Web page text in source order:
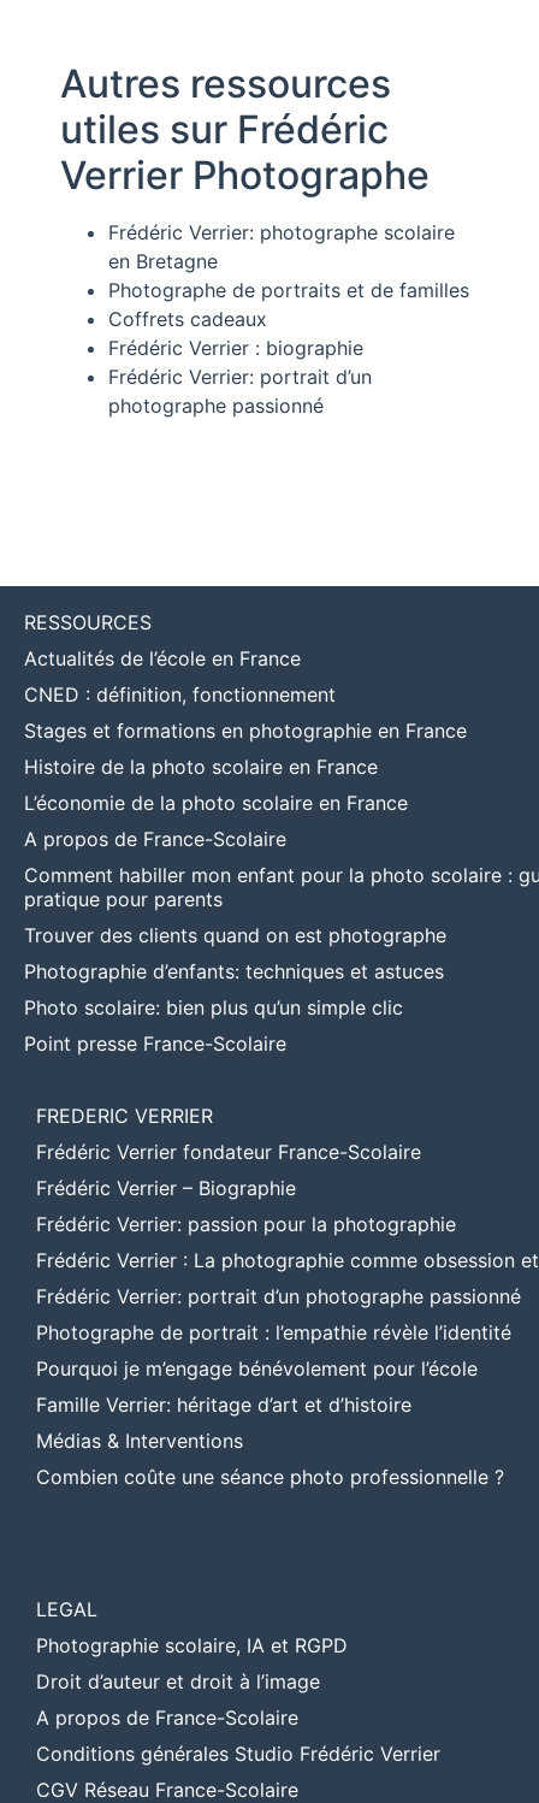
Autres ressources
utiles sur Frédéric
Verrier Photographe
Frédéric Verrier: photographe scolaire
en Bretagne
Photographe de portraits et de familles
Coffrets cadeaux
Frédéric Verrier : biographie
Frédéric Verrier: portrait d’un
photographe passionné
RESSOURCES
Actualités de l’école en France
CNED : définition, fonctionnement
Stages et formations en photographie en France
Histoire de la photo scolaire en France
L’économie de la photo scolaire en France
A propos de France-Scolaire
Comment habiller mon enfant pour la photo scolaire :
pratique pour parents
Trouver des clients quand on est photographe
Photographie d’enfants: techniques et astuces
Photo scolaire: bien plus qu’un simple clic
Point presse France-Scolaire
FREDERIC VERRIER
Frédéric Verrier fondateur France-Scolaire
Frédéric Verrier – Biographie
Frédéric Verrier: passion pour la photographie
Frédéric Verrier : La photographie comme obsession
Frédéric Verrier: portrait d’un photographe passionné
Photographe de portrait : l’empathie révèle l’identité
Pourquoi je m’engage bénévolement pour l’école
Famille Verrier: héritage d’art et d’histoire
Médias & Interventions
Combien coûte une séance photo professionnelle ?
LEGAL
Photographie scolaire, IA et RGPD
Droit d’auteur et droit à l’image
A propos de France-Scolaire
Conditions générales Studio Frédéric Verrier
CGV Réseau France-Scolaire